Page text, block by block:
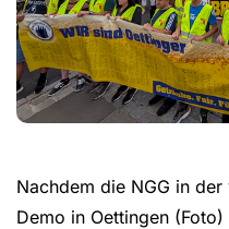
Nachdem die NGG in
Demo in Oettingen